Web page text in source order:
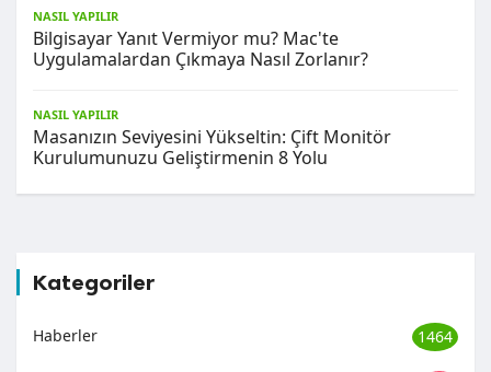
NASIL YAPILIR
Bilgisayar Yanıt Vermiyor mu? Mac'te
Uygulamalardan Çıkmaya Nasıl Zorlanır?
NASIL YAPILIR
Masanızın Seviyesini Yükseltin: Çift Monitör
Kurulumunuzu Geliştirmenin 8 Yolu
Kategoriler
Haberler 1464